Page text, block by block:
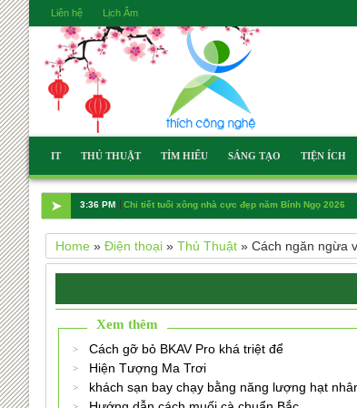
Liên hệ Lịch Âm
IT THỦ THUẬT TÌM HIỂU SÁNG TẠO TIỆN ÍCH
➤ 3:36 PM Chi tiết tuổi xông nhà cực đẹp năm Bính Ngọ 2026
Home» Điện thoại» Thủ Thuật» Cách ngăn ngừa
Xem thêm
Cách gỡ bỏ BKAV Pro khá triệt để
Hiện Tượng Ma Trơi
khách sạn bay chạy bằng năng lượng hạt